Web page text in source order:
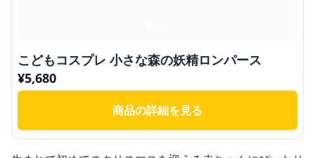
こどもコスプレ 小さな森の妖精ロンパース
¥5,680
商品の詳細を見る